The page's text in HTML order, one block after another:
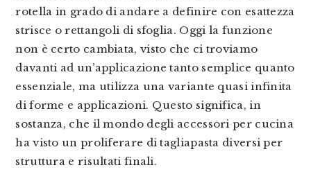
rotella in grado di andare a definire con esattezza
strisce o rettangoli di sfoglia. Oggi la funzione
non è certo cambiata, visto che ci troviamo
davanti ad un’applicazione tanto semplice quanto
essenziale, ma utilizza una variante quasi infinita
di forme e applicazioni. Questo significa, in
sostanza, che il mondo degli accessori per cucina
ha visto un proliferare di tagliapasta diversi per
struttura e risultati finali.